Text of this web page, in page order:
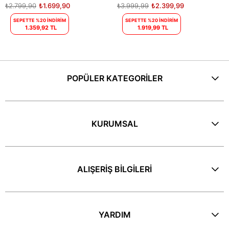
₺1.699,90
₺2.799,90
SEPETTE %20 İNDİRİM
1.359,92 TL
₺2.399,99
₺3.999,99
SEPETTE %20 İNDİRİM
1.919,99 TL
POPÜLER KATEGORİLER
KURUMSAL
ALIŞERİŞ BİLGİLERİ
YARDIM